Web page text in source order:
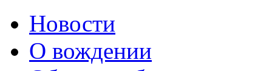
Новости
О вождении